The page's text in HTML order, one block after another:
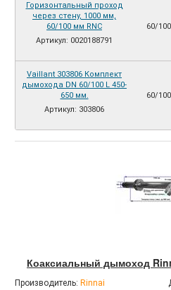
Горизонтальный проход
через стену, 1000 мм,
60/100 мм RNC
Артикул: 0020188791
60/100
Vaillant 303806 Комплект
дымохода DN 60/100 L 450-
650 мм.
Артикул: 303806
60/100
Коаксиальный дымоход
Производитель: Rinnai